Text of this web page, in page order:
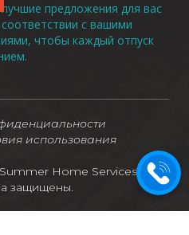
предложения для вас
с вашими
чтобы каждый отпуск
Home Services LTD -
защищены.
использования